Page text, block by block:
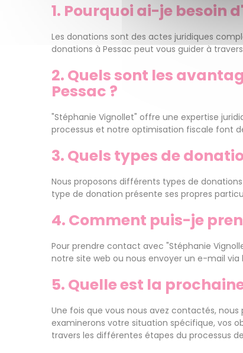
1. Pourquoi ai-je besoin
Les donations sont des actes juridiques
donations à Pessac peut vous guider à
2. Quels sont les
Pessac ?
"Stéphanie Vignollet" offre une expertise
processus et notre optimisation fiscale font
3. Quels types de
Nous proposons différents types de
type de donation présente ses propres
4. Comment puis-je
Pour prendre contact avec "Stéphanie
notre site web ou nous envoyer un e-mail
5. Quelle est la
Une fois que vous nous avez contactés,
examinerons votre situation spécifique, vos
travers les différentes étapes du processus